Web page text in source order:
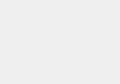
Različni vzroki smrti so
Najpogostejši zdravstveni
oči (šest) in druga različna